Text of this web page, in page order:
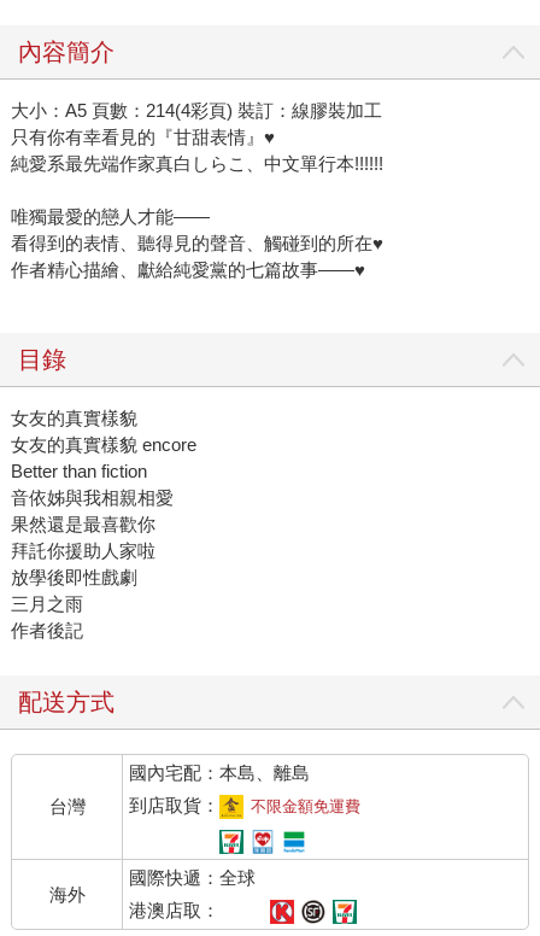
內容簡介
大小：A5 頁數：214(4彩頁) 裝訂：線膠裝加工
只有你有幸看見的『甘甜表情』♥
純愛系最先端作家真白しらこ、中文單行本!!!!!!
唯獨最愛的戀人才能——
看得到的表情、聽得見的聲音、觸碰到的所在♥
作者精心描繪、獻給純愛黨的七篇故事——♥
目錄
女友的真實樣貌
女友的真實樣貌 encore
Better than fiction
音依姊與我相親相愛
果然還是最喜歡你
拜託你援助人家啦
放學後即性戲劇
三月之雨
作者後記
配送方式
台灣
國內宅配：本島、離島
到店取貨：
不限金額免運費
海外
國際快遞：全球
港澳店取：